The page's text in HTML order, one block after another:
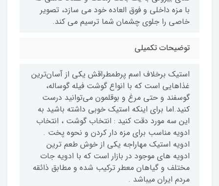
با مزه داخلی و فوق العاده خود می سازد، تصویر
خاصی را جلوی چشمان شما ترسیم می کند.
توضیحات تکمیلی
استیک برخلاف اسم پرطمطراقش یکی از آسان‌ترین
غذاهایی است که با انواع گوشت فیله گوساله،
گوسفند و حتی مرغ و بوقلمون می‌توانید درست
کنید.اما برای اینکه استیک خوبی داشته باشید به
این سه مورد دقت کنید : انتخاب گوشت ، انتخاب
ادویه مناسب برای مزه دار کردن و نحوه پخت .
ادویه استیک مهاراجه یکی از خوش طعم ترین
ادویه های موجود در بازار است که با ادویه جات
مختلف و گیاهان معطر ترکیب شده و مطابق ذائقه
مردم ایران میباشد .